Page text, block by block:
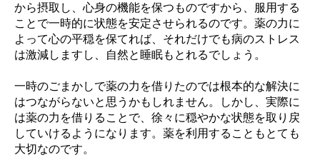
から摂取し、心身の機能を保つものですから、服用する
ことで一時的に状態を安定させられるのです。薬の力に
よって心の平穏を保てれば、それだけでも病のストレス
は激減しますし、自然と睡眠もとれるでしょう。
一時のごまかしで薬の力を借りたのでは根本的な解決に
はつながらないと思うかもしれません。しかし、実際に
は薬の力を借りることで、徐々に穏やかな状態を取り戻
していけるようになります。薬を利用することもとても
大切なのです。